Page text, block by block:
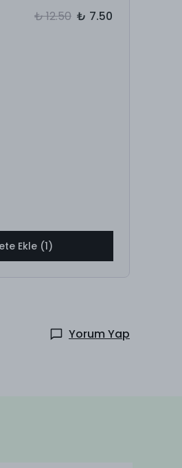
₺ 12.50 ₺ 7.50
Ekle (1)
Yorum Yap